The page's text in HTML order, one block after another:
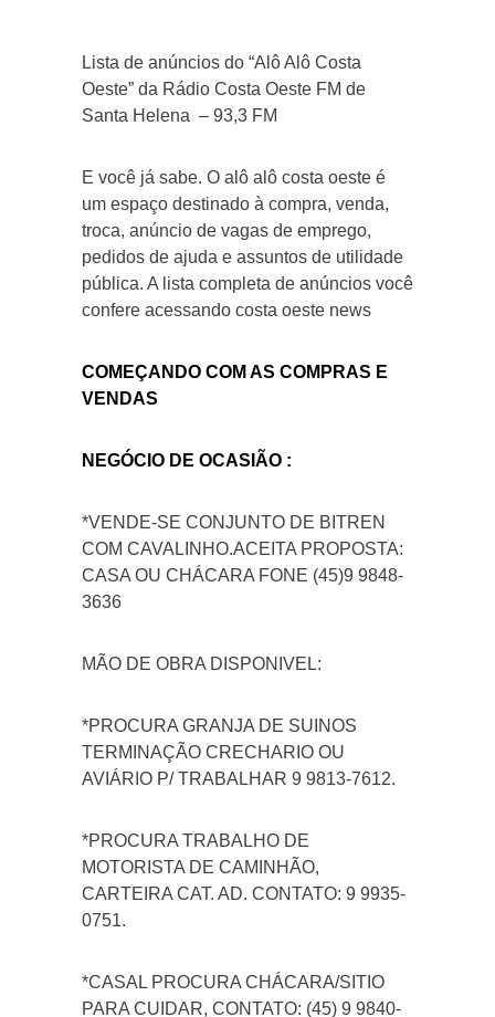
Lista de anúncios do “Alô Alô Costa
Oeste” da Rádio Costa Oeste FM de
Santa Helena – 93,3 FM
E você já sabe. O alô alô costa oeste é
um espaço destinado à compra, venda,
troca, anúncio de vagas de emprego,
pedidos de ajuda e assuntos de utilidade
pública. A lista completa de anúncios você
confere acessando costa oeste news
COMEÇANDO COM AS COMPRAS E
VENDAS
NEGÓCIO DE OCASIÃO :
*VENDE-SE CONJUNTO DE BITREN
COM CAVALINHO.ACEITA PROPOSTA:
CASA OU CHÁCARA FONE (45)9 9848-
3636
MÃO DE OBRA DISPONIVEL:
*PROCURA GRANJA DE SUINOS
TERMINAÇÃO CRECHARIO OU
AVIÁRIO P/ TRABALHAR 9 9813-7612.
*PROCURA TRABALHO DE
MOTORISTA DE CAMINHÃO,
CARTEIRA CAT. AD. CONTATO: 9 9935-
0751.
*CASAL PROCURA CHÁCARA/SITIO
PARA CUIDAR, CONTATO: (45) 9 9840-